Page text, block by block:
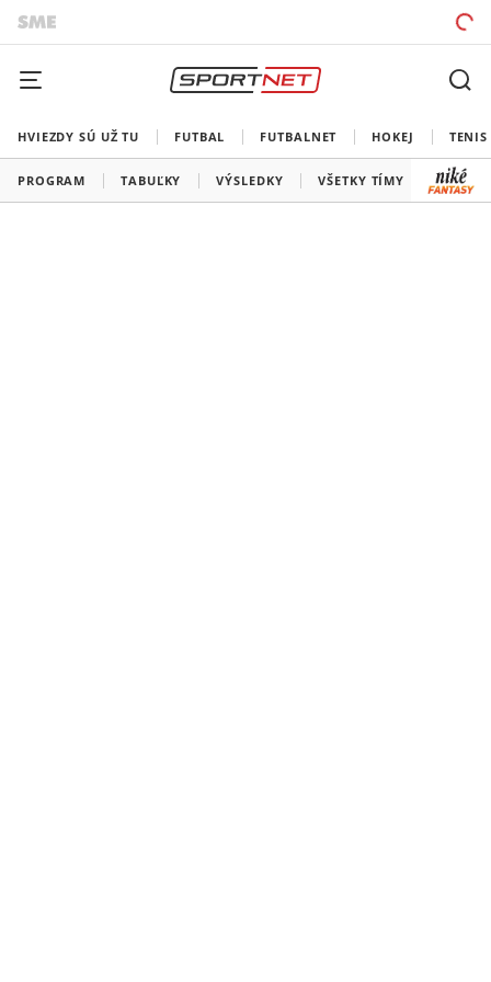
HVIEZDY SÚ UŽ TU FUTBAL FUTBALNET HOKEJ TENIS
PROGRAM TABUĽKY VÝSLEDKY VŠETKY TÍMY